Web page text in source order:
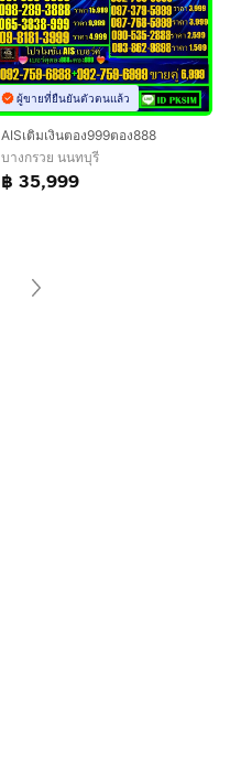
ผู้ขายที่ยืนยันตัวตนแล้ว
AISเติมเงินตอง999ตอง888
บางกรวย นนทบุรี
฿ 35,999